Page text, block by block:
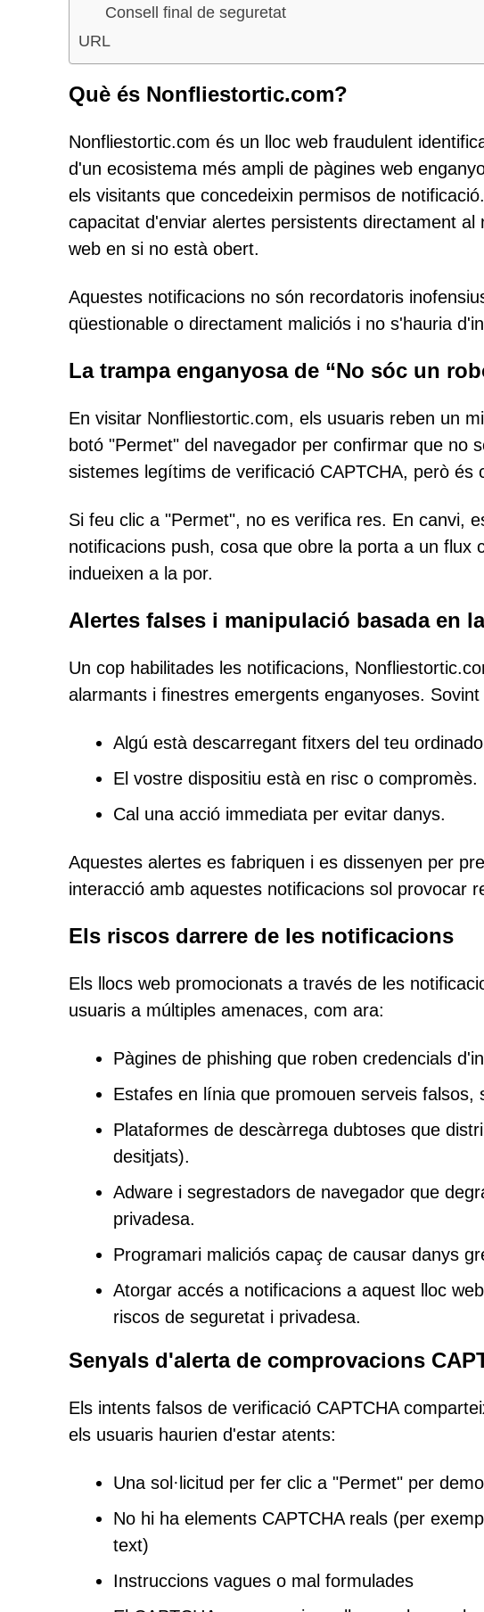
Consell final de seguretat
URL
Què és Nonfliestortic.com?
Nonfliestortic.com és un lloc web fraudulent
d'un ecosistema més ampli de pàgines web
els visitants que concedeixin permisos de
capacitat d'enviar alertes persistents directament
web en si no està obert.
Aquestes notificacions no són recordatoris
qüestionable o directament maliciós i no s'hauria
La trampa enganyosa de “No sóc un
En visitar Nonfliestortic.com, els usuaris reben un
botó "Permet" del navegador per confirmar que no
sistemes legítims de verificació CAPTCHA, però és
Si feu clic a "Permet", no es verifica res. En canvi,
notificacions push, cosa que obre la porta a un flux
indueixen a la por.
Alertes falses i manipulació basada en
Un cop habilitades les notificacions,
alarmants i finestres emergents enganyoses.
Algú està descarregant fitxers del teu
El vostre dispositiu està en risc o compromès.
Cal una acció immediata per evitar danys.
Aquestes alertes es fabriquen i es dissenyen per
interacció amb aquestes notificacions sol provocar
Els riscos darrere de les notificacions
Els llocs web promocionats a través de les
usuaris a múltiples amenaces, com ara:
Pàgines de phishing que roben credencials
Estafes en línia que promouen serveis
Plataformes de descàrrega dubtoses que
desitjats).
Adware i segrestadors de navegador que
privadesa.
Programari maliciós capaç de causar danys
Atorgar accés a notificacions a aquest lloc
riscos de seguretat i privadesa.
Senyals d'alerta de comprovacions
Els intents falsos de verificació CAPTCHA
els usuaris haurien d'estar atents:
Una sol·licitud per fer clic a "Permet" per
No hi ha elements CAPTCHA reals (per
text)
Instruccions vagues o mal formulades